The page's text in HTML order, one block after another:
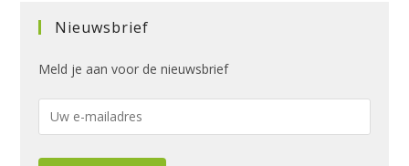
Nieuwsbrief
Meld je aan voor de nieuwsbrief
-
m